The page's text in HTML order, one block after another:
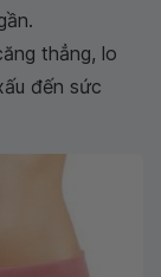
thẳng, lo
đến sức